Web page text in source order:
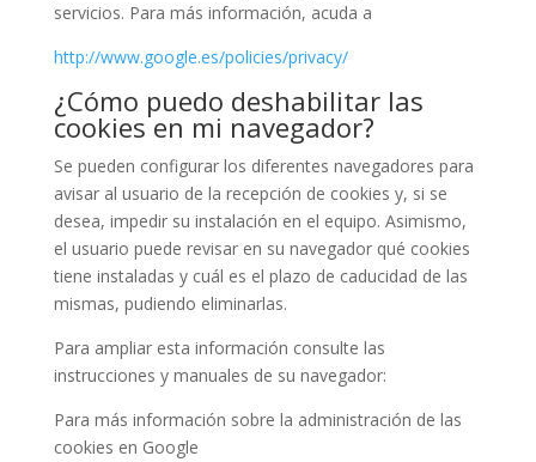
servicios. Para más información, acuda a
http://www.google.es/policies/privacy/
¿Cómo puedo deshabilitar las
cookies en mi navegador?
Se pueden configurar los diferentes navegadores para
avisar al usuario de la recepción de cookies y, si se
desea, impedir su instalación en el equipo. Asimismo,
el usuario puede revisar en su navegador qué cookies
tiene instaladas y cuál es el plazo de caducidad de las
mismas, pudiendo eliminarlas.
Para ampliar esta información consulte las
instrucciones y manuales de su navegador:
Para más información sobre la administración de las
cookies en Google